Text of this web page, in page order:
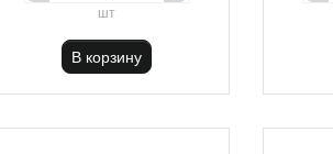
шт
В корзину